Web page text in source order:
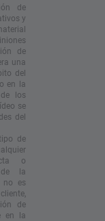
de
y
de
una
del
en la
los
se
del
de
o
de la
no es
de
en la